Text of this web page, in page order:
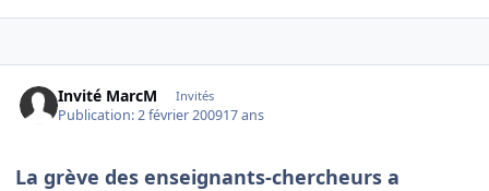
Invité MarcM Invités
Publication:2 février 200917 ans
La grève des enseignants-chercheurs a